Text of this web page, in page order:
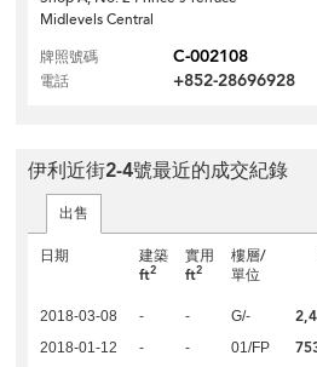
Midlevels Central
牌照號碼
C-002108
電話 +852-28696928
伊利近街2-4號最近的成交紀錄
出售
日期
建築
ft2
實用
ft2
樓層/
單位
2018-03-08 - - G/-
2018-01-12 - - 01/FP